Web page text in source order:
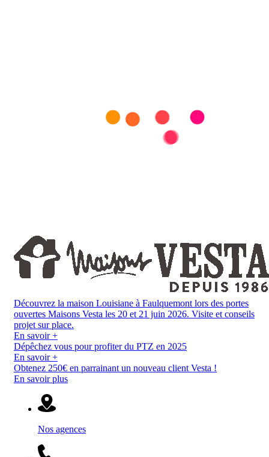
Découvrez la maison Louisiane à Faulquemont lors des portes
ouvertes Maisons Vesta les 20 et 21 juin 2026. Visite et conseils
projet sur place.
En savoir +
Dépêchez vous pour profiter du PTZ en 2025
En savoir +
Obtenez 250€ en parrainant un nouveau client Vesta !
En savoir plus
Nos agences